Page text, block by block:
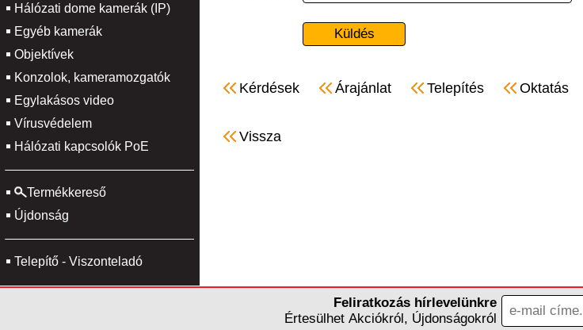
Hálózati dome kamerák (IP)
Egyéb kamerák
Objektívek
Konzolok, kameramozgatók
Egylakásos video
Vírusvédelem
Hálózati kapcsolók PoE
Termékkereső
Újdonság
Telepítő - Viszonteladó
Kérdések Árajánlat Telepítés Oktatás
Vissza
Feliratkozás hírlevelünkre
Értesülhet Akciókról, Újdonságokról